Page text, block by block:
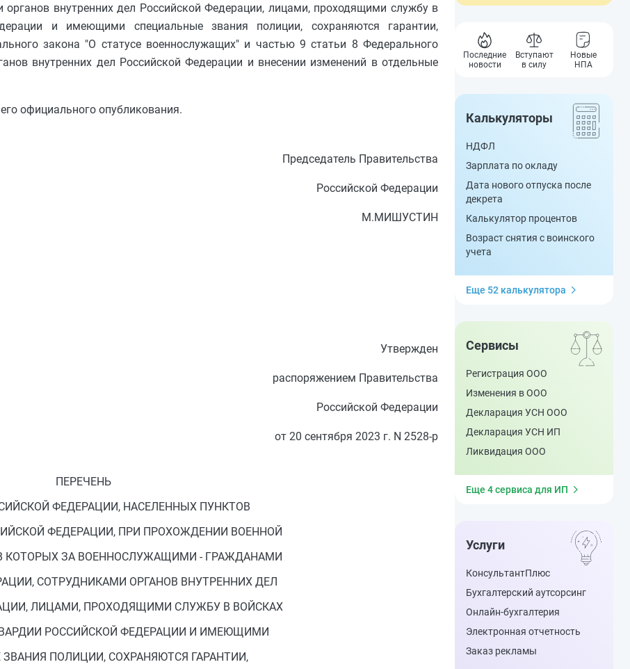
внутренних дел Российской Федерации, лицами, проходящими службу в
и имеющими специальные звания полиции, сохраняются гарантии,
закона "О статусе военнослужащих" и частью 9 статьи 8 Федерального
внутренних дел Российской Федерации и внесении изменений в отдельные
официального опубликования.
Председатель Правительства
Российской Федерации
М.МИШУСТИН
Утвержден
распоряжением Правительства
Российской Федерации
от 20 сентября 2023 г. N 2528-р
ПЕРЕЧЕНЬ
ФЕДЕРАЦИИ, НАСЕЛЕННЫХ ПУНКТОВ
ФЕДЕРАЦИИ, ПРИ ПРОХОЖДЕНИИ ВОЕННОЙ
ЗА ВОЕННОСЛУЖАЩИМИ - ГРАЖДАНАМИ
СОТРУДНИКАМИ ОРГАНОВ ВНУТРЕННИХ ДЕЛ
ЛИЦАМИ, ПРОХОДЯЩИМИ СЛУЖБУ В ВОЙСКАХ
РОССИЙСКОЙ ФЕДЕРАЦИИ И ИМЕЮЩИМИ
ПОЛИЦИИ, СОХРАНЯЮТСЯ ГАРАНТИИ,
Последние
новости
Вступают
в силу
Новые
НПА
Калькуляторы
НДФЛ
Зарплата по окладу
Дата нового отпуска после
декрета
Калькулятор процентов
Возраст снятия с воинского
учета
Еще 52 калькулятора
Сервисы
Регистрация ООО
Изменения в ООО
Декларация УСН ООО
Декларация УСН ИП
Ликвидация ООО
Еще 4 сервиса для ИП
Услуги
КонсультантПлюс
Бухгалтерский аутсорсинг
Онлайн-бухгалтерия
Электронная отчетность
Заказ рекламы